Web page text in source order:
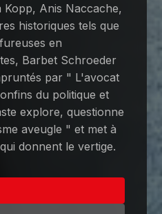
Anis Naccache,
historiques tels que
en
Barbet Schroeder
par " L'avocat
du politique et
explore, questionne
aveugle " et met à
donnent le vertige.